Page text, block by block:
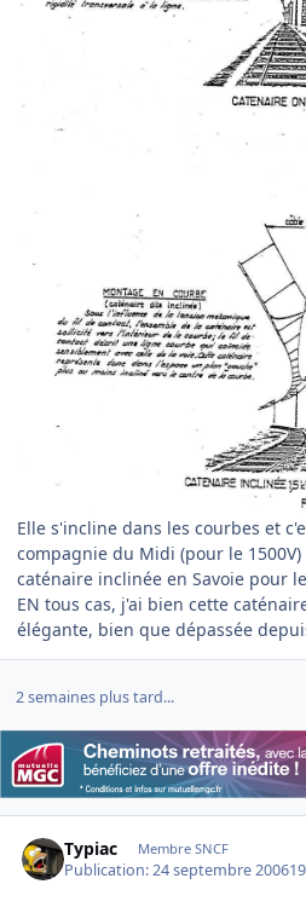
Elle s'incline dans les courbes et
compagnie du Midi (pour le
caténaire inclinée en Savoie pour
EN tous cas, j'ai bien cette
élégante, bien que dépassée
2 semaines plus tard...
Typiac Membre SNCF
Publication:24 septembre 2006